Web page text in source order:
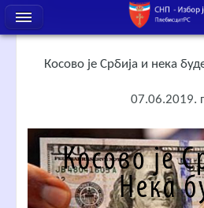
Косово је Србија и нека
07.06.2019.